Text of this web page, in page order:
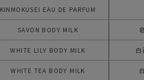
KINMOKUSEI EAU DE PARFUM
SAVON BODY MILK
WHITE LILY BODY MILK
白
WHITE TEA BODY MILK